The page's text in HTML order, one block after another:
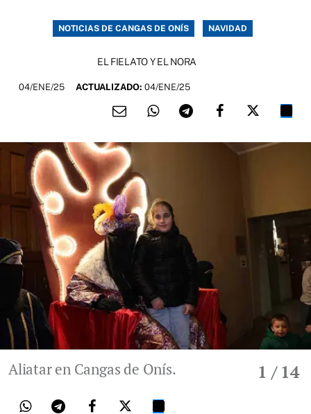
NOTICIAS DE CANGAS DE ONÍS NAVIDAD
EL FIELATO Y EL NORA
04/ENE/25 ACTUALIZADO: 04/ENE/25
1 / 14
Aliatar en Cangas de Onís.